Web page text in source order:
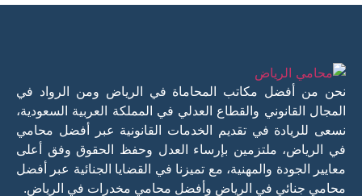
نحن من أفضل مكاتب المحاماة في الرياض ومن الرواد في
المجال القانوني والقطاع العدلي في المملكة العربية السعودية،
نسعى للريادة في تقديم الخدمات القانونية عبر أفضل محامي
في الرياض، ملتزمين بإرساء العدل وحفظ الحقوق وفق أعلى
معايير الجودة والمهنية، مع تميزنا في القضايا الجنائية عبر أفضل
محامي جنائي في الرياض وأفضل محامي مخدرات في الرياض.